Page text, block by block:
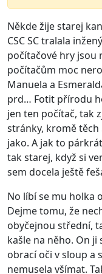
Někde žije starej
CSC SC tralala
počítačové hry jsou
počítačům moc
Manuela a
prd… Fotit přírodu
jen ten počítač, tak
stránky, kromě
jako. A jak to
tak starej, když si
sem docela ještě
No líbí se mu holka
Dejme tomu, že
obyčejnou střední,
kašle na něho. On ji
obrací oči v sloup a
nemusela všímat.